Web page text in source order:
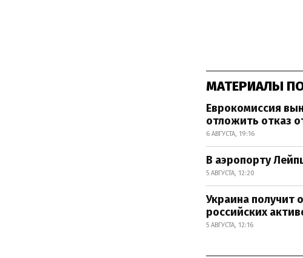
МАТЕРИАЛЫ
Еврокомиссия
отложить отказ
6 АВГУСТА, 19:16
В аэропорту
5 АВГУСТА, 12:20
Украина получит
российских
5 АВГУСТА, 12:16